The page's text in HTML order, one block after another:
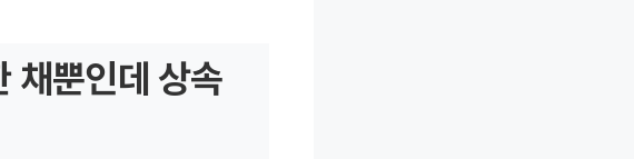
채뿐인데 상속